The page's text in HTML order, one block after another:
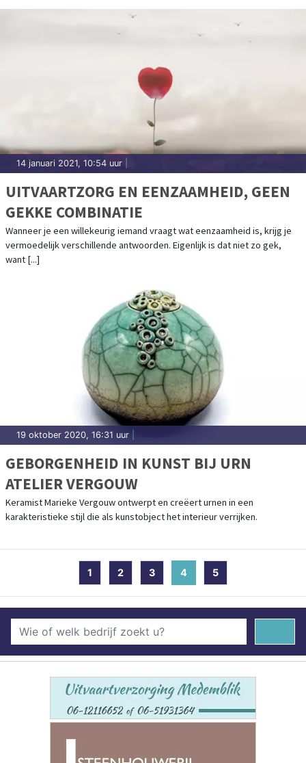
14 januari 2021, 10:54 uur
UITVAARTZORG EN EENZAAMHEID, GEEN
GEKKE COMBINATIE
Wanneer je een willekeurig iemand vraagt wat eenzaamheid is, krijg je
vermoedelijk verschillende antwoorden. Eigenlijk is dat niet zo gek,
want [...]
19 oktober 2020, 16:31 uur
GEBORGENHEID IN KUNST BIJ URN
ATELIER VERGOUW
Keramist Marieke Vergouw ontwerpt en creëert urnen in een
karakteristieke stijl die als kunstobject het interieur verrijken.
1 2 3 4 (current)
5